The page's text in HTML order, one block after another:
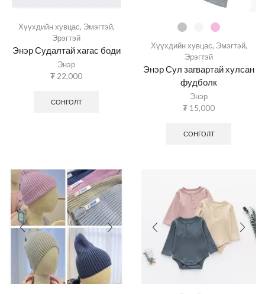
Хүүхдийн хувцас, Эмэгтэй,
Эрэгтэй
Энэр Судалтай хагас боди
Энэр
₮ 22,000
СОНГОЛТ
Хүүхдийн хувцас, Эмэгтэй,
Эрэгтэй
Энэр Сул загвартай хулсан
фудболк
Энэр
₮ 15,000
СОНГОЛТ